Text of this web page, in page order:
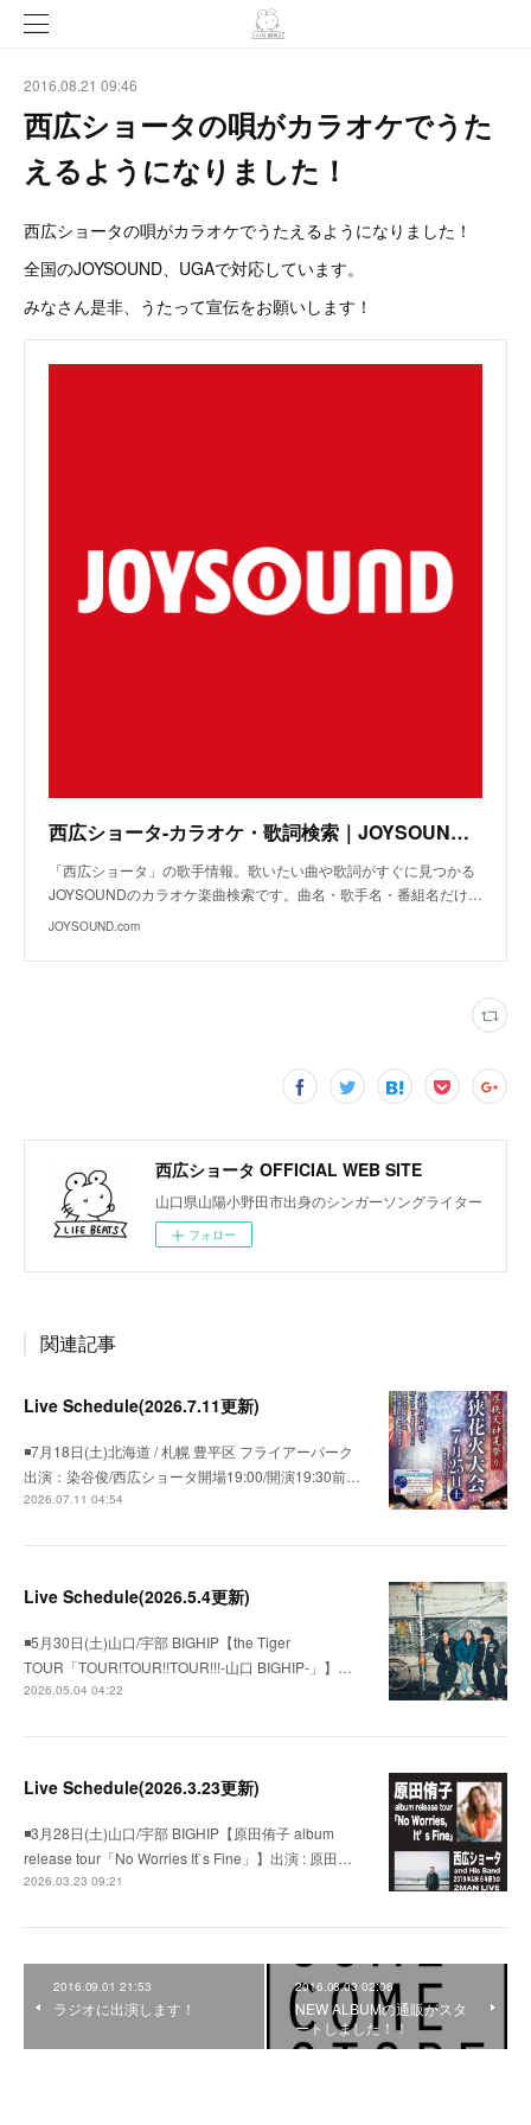
2016.08.21 09:46
西広ショータの唄がカラオケでうた
えるようになりました！
西広ショータの唄がカラオケでうたえるようになりました！
全国のJOYSOUND、UGAで対応しています。
みなさん是非、うたって宣伝をお願いします！
西広ショータ-カラオケ・歌詞検索｜JOYSOUND.com
「西広ショータ」の歌手情報。歌いたい曲や歌詞がすぐに見つかる
JOYSOUNDのカラオケ楽曲検索です。曲名・歌手名・番組名だけ…
JOYSOUND.com
西広ショータ OFFICIAL WEB SITE
山口県山陽小野田市出身のシンガーソングライター
フォロー
関連記事
Live Schedule(2026.7.11更新)
◾️7月18日(土)北海道 / 札幌 豊平区 フライアーパーク
出演：染谷俊/西広ショータ開場19:00/開演19:30前…
2026.07.11 04:54
Live Schedule(2026.5.4更新)
◾️5月30日(土)山口/宇部 BIGHIP【the Tiger
TOUR「TOUR!TOUR!!TOUR!!!-山口 BIGHIP-」】…
2026.05.04 04:22
Live Schedule(2026.3.23更新)
◾️3月28日(土)山口/宇部 BIGHIP【原田侑子 album
release tour「No Worries It`s Fine」】出演 : 原田…
2026.03.23 09:21
2016.09.01 21:53
ラジオに出演します！
2016.08.03 02:06
NEW ALBUMの通販がスタ
ートしました！！